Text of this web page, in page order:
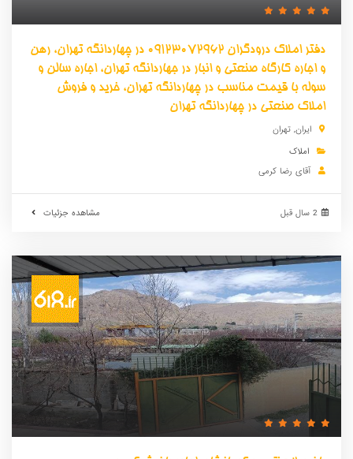
دفتر املاک درودگران 09123072962 در چهاردانگه تهران، رهن
و اجاره کارگاه صنعتی و انبار در جهاردانگه تهران، اجاره سالن و
سوله با قیمت مناسب در چهاردانگه تهران، خرید و فروش
املاک صنعتی در چهاردانگه تهران
ایران, تهران
املاک
آقای رضا کرمی
مشاهده جزئیات 2 سال قبل